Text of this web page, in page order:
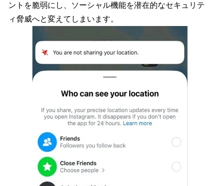
ントを脆弱にし、ソーシャル機能を潜在的なセキュリテ
ィ脅威へと変えてしまいます。